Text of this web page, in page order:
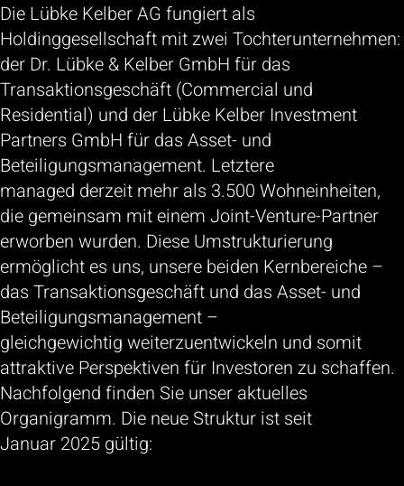
Die Lübke Kelber AG fungiert als
Holdinggesellschaft mit zwei Tochterunternehmen:
der Dr. Lübke & Kelber GmbH für das
Transaktionsgeschäft (Commercial und
Residential) und der Lübke Kelber Investment
Partners GmbH für das Asset- und
Beteiligungsmanagement. Letztere
managed derzeit mehr als 3.500 Wohneinheiten,
die gemeinsam mit einem Joint-Venture-Partner
erworben wurden. Diese Umstrukturierung
ermöglicht es uns, unsere beiden Kernbereiche –
das Transaktionsgeschäft und das Asset- und
Beteiligungsmanagement –
gleichgewichtig weiterzuentwickeln und somit
attraktive Perspektiven für Investoren zu schaffen.
Nachfolgend finden Sie unser aktuelles
Organigramm. Die neue Struktur ist seit
Januar 2025 gültig: